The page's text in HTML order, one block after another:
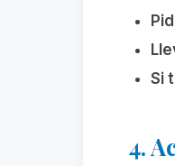
Si
4.